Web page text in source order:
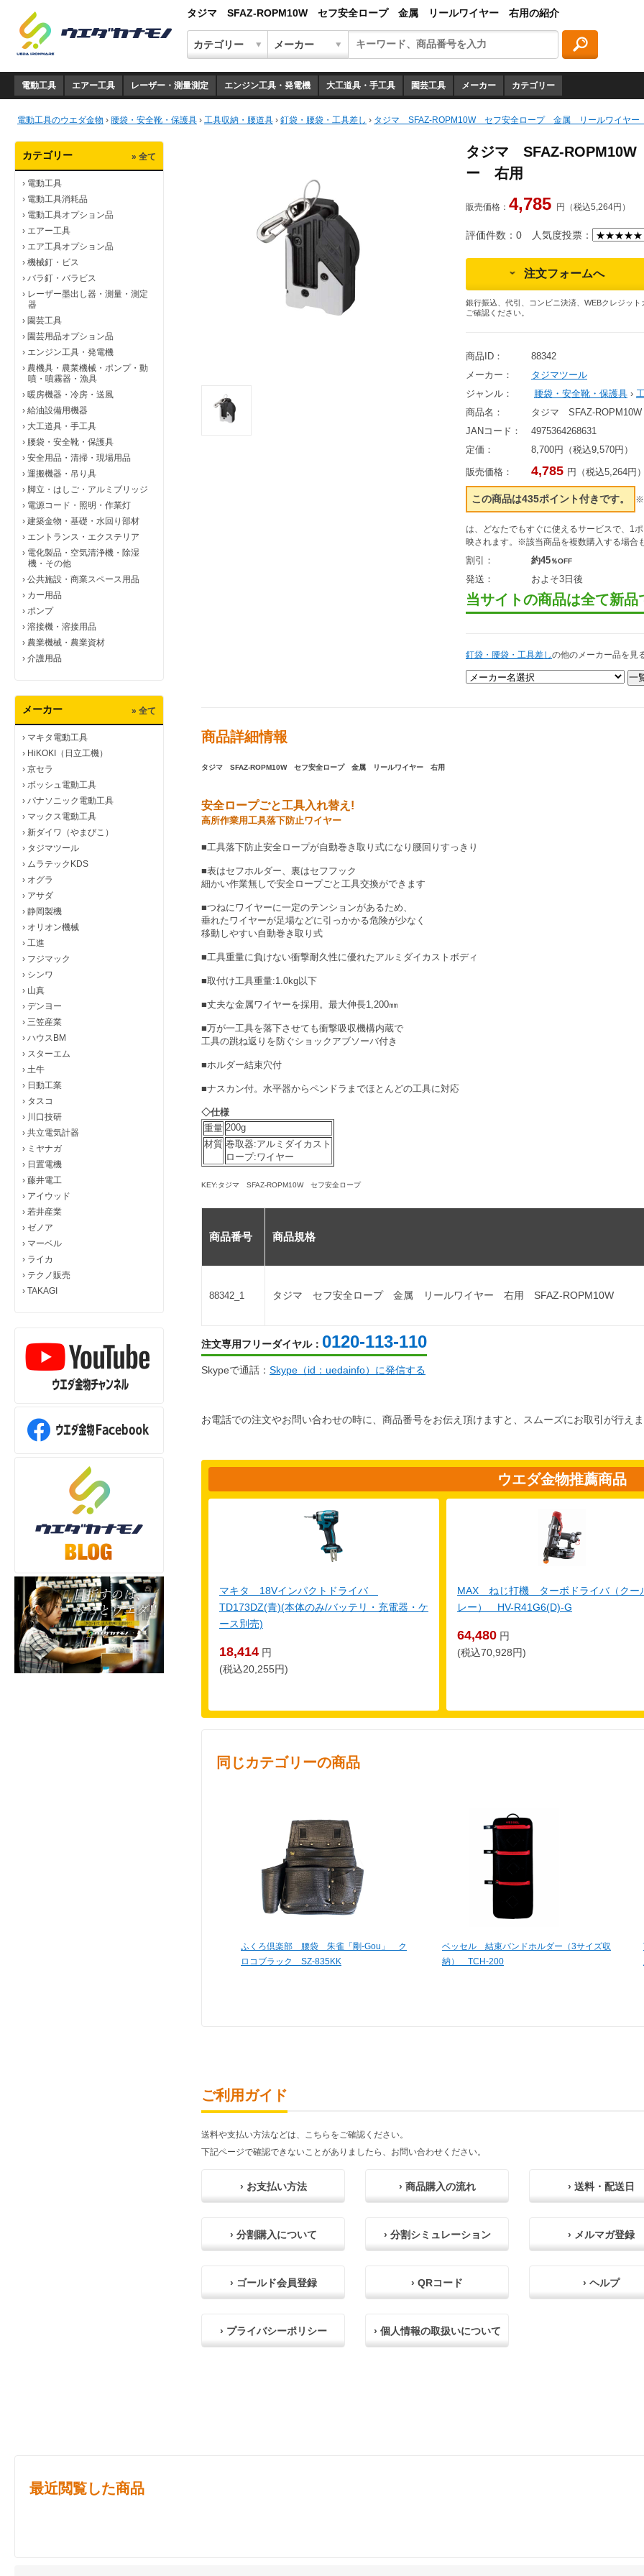
タジマ SFAZ-ROPM10W セフ安全ロープ 金属 リールワイヤー 右用の紹介
電動工具 エアー工具 レーザー・測量測定 エンジン工具・発電機 大工道具・手工具 園芸工具 メーカー カテゴリー
電動工具のウエダ金物 › 腰袋・安全靴・保護具 › 工具収納・腰道具 › 釘袋・腰袋・工具差し › タジマ SFAZ-ROPM10W セフ安全ロープ 金属 リールワイヤ
カテゴリー » 全て
› 電動工具
› 電動工具消耗品
› 電動工具オプション品
› エアー工具
› エア工具オプション品
› 機械釘・ビス
› バラ釘・バラビス
› レーザー墨出し器・測量・測定
器
› 園芸工具
› 園芸用品オプション品
› エンジン工具・発電機
› 農機具・農業機械・ポンプ・動
噴・噴霧器・漁具
› 暖房機器・冷房・送風
› 給油設備用機器
› 大工道具・手工具
› 腰袋・安全靴・保護具
› 安全用品・清掃・現場用品
› 運搬機器・吊り具
› 脚立・はしご・アルミブリッジ
› 電源コード・照明・作業灯
› 建築金物・基礎・水回り部材
› エントランス・エクステリア
› 電化製品・空気清浄機・除湿
機・その他
› 公共施設・商業スペース用品
› カー用品
› ポンプ
› 溶接機・溶接用品
› 農業機械・農業資材
› 介護用品
メーカー » 全て
› マキタ電動工具
› HiKOKI（日立工機）
› 京セラ
› ボッシュ電動工具
› パナソニック電動工具
› マックス電動工具
› 新ダイワ（やまびこ）
› タジマツール
› ムラテックKDS
› オグラ
› アサダ
› 静岡製機
› オリオン機械
› 工進
› フジマック
› シンワ
› 山真
› デンヨー
› 三笠産業
› ハウスBM
› スターエム
› 土牛
› 日動工業
› タスコ
› 川口技研
› 共立電気計器
› ミヤナガ
› 日置電機
› 藤井電工
› アイウッド
› 若井産業
› ゼノア
› マーベル
› ライカ
› テクノ販売
› TAKAGI
タジマ SFAZ-
ー 右用
販売価格： 4,785 円（税込5,264円）
評価件数：0 人気度投票：
注文フォームへ
銀行振込、代引、コンビニ決済、WEBクレジッ
ご確認ください。
商品ID：
88342
メーカー：
タジマツール
ジャンル：
腰袋・安全靴・保護具 ›
商品名：
タジマ SFAZ-
JANコード：
4975364268631
定価：
8,700円（税込9,570円）
販売価格： 4,785 円（税込5,264円
この商品は435ポイント付きです。 ※
は、どなたでもすぐに使えるサービスで、1
映されます。※該当商品を複数購入する場合
割引： 約45％OFF
発送： およそ3日後
当サイトの商品は全て新品
釘袋・腰袋・工具差しの他のメーカー品を見
商品詳細情報
タジマ SFAZ-ROPM10W セフ安全ロープ 金属 リールワイヤー 右用
安全ロープごと工具入れ替え!
高所作業用工具落下防止ワイヤー
■工具落下防止安全ロープが自動巻き取り式になり腰回りすっきり
■表はセフホルダー、裏はセフフック
細かい作業無しで安全ロープごと工具交換ができます
■つねにワイヤーに一定のテンションがあるため、
垂れたワイヤーが足場などに引っかかる危険が少なく
移動しやすい自動巻き取り式
■工具重量に負けない衝撃耐久性に優れたアルミダイカストボディ
■取付け工具重量:1.0kg以下
■丈夫な金属ワイヤーを採用。最大伸長1,200㎜
■万が一工具を落下させても衝撃吸収機構内蔵で
工具の跳ね返りを防ぐショックアブソーバ付き
■ホルダー結束穴付
■ナスカン付。水平器からペンドラまでほとんどの工具に対応
◇仕様
重量 200g
材質 巻取器:アルミダイカスト
ロープ:ワイヤー
KEY:タジマ SFAZ-ROPM10W セフ安全ロープ
商品番号 商品規格
88342_1 タジマ セフ安全ロープ 金属 リールワイヤー 右用 SFAZ-ROPM10W
注文専用フリーダイヤル： 0120-113-110
Skypeで通話： Skype（id：uedainfo）に発信する
お電話での注文やお問い合わせの時に、商品番号をお伝え頂けますと、スムーズにお取引が行え
ウエダ金物推薦商品
マキタ 18Vインパクトドライバ
TD173DZ(青)(本体のみ/バッテリ・充電器・ケ
ース別売)
18,414 円
(税込20,255円)
MAX ねじ打機 ターボドライバ（クー
レー） HV-R41G6(D)-G
64,480 円
(税込70,928円)
同じカテゴリーの商品
ふくろ倶楽部 腰袋 朱雀「剛-Gou」 ク
ロコブラック SZ-835KK
ベッセル 結束バンドホルダー（3サイズ収
納） TCH-200
ご利用ガイド
送料や支払い方法などは、こちらをご確認ください。
下記ページで確認できないことがありましたら、お問い合わせください。
› お支払い方法 › 商品購入の流れ › 送料・配送日
› 分割購入について › 分割シミュレーション › メルマガ登録
› ゴールド会員登録 › QRコード › ヘルプ
› プライバシーポリシー › 個人情報の取扱いについて
最近閲覧した商品